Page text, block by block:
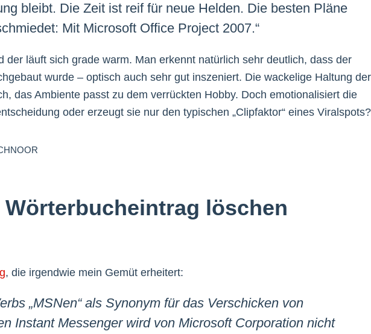
bleibt. Die Zeit ist reif für neue Helden. Die besten Pläne
Mit Microsoft Office Project 2007.“
der läuft sich grade warm. Man erkennt natürlich sehr deutlich, dass der
wurde – optisch auch sehr gut inszeniert. Die wackelige Haltung der
das Ambiente passt zu dem verrückten Hobby. Doch emotionalisiert die
oder erzeugt sie nur den typischen „Clipfaktor“ eines Viralspots?
löschen
, die irgendwie mein Gemüt erheitert:
„MSNen“ als Synonym für das Verschicken von
Instant Messenger wird von Microsoft Corporation nicht